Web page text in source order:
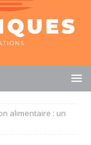
alimentaire : un